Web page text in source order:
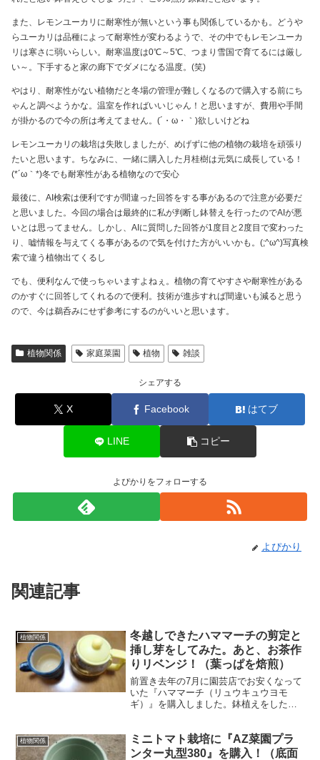
また、レモンユーカリに耐寒性が無いという事も関係しているかも。どうや
らユーカリは品種によって耐寒性が変わるようで、その中でもレモンユーカ
リは寒さに弱いらしい。耐寒温度は0℃～5℃、つまり雪国で育てるには厳し
い～。下手すると家の廊下でダメになる温度。(笑)
やはり、耐寒性がない植物だと冬場の管理が難しくなるので購入する前にち
ゃんと調べようかな。温室を作ればいいじゃん！と思いますが、費用や手間
が掛かるので今の所は考えてません。(´・ω・｀)欲しいけどね
レモンユーカリの栽培は失敗しましたが、めげずに他の植物の栽培を頑張り
たいと思います。ちなみに、一緒に購入した月桂樹は元気に成長している！
(*´ω｀*)冬でも耐寒性がある植物なので安心
最後に、AI検索は便利ですが間違った回答をする事があるので注意が必要だ
と思いました。今回の場合は最終的に私が判断し鉢替えを行ったのでAIが悪
いとは思ってません。しかし、AIに質問した回答が1度目と2度目で変わった
り、嘘情報を与えてくる事があるので気を付けた方がいいかも。(;^ω^)写真検
索で違う植物出てくるし
でも、便利なんで使っちゃいますよねぇ。植物の育てやすさや耐寒性がある
のかすぐに回答してくれるので便利。技術が進歩すれば間違いも減ると思う
ので、今は鵜呑みにせず参考にするのがいいと思います。
植物関係 家庭菜園 植物 雑談
シェアする
X Facebook はてブ
LINE コピー
よぴかりをフォローする
よぴかり
関連記事
植物関係
冬越しできたハママーチの剪定と
挿し芽をしてみた。あと、お茶作
りリベンジ！（葉っぱを焙煎）
前置き去年の7月に園芸店でお安くなって
いた『ハママーチ（リュウキュウヨモ
ギ）』を購入しました。鉢植えをした
に・・・。ん～、お茶を作る工程で『焙
煎』作業を忘れたのが原因だと思っ...
植物関係
ミニトマト栽培に『AZ菜園プラ
ンター丸型380』を購入！（底面